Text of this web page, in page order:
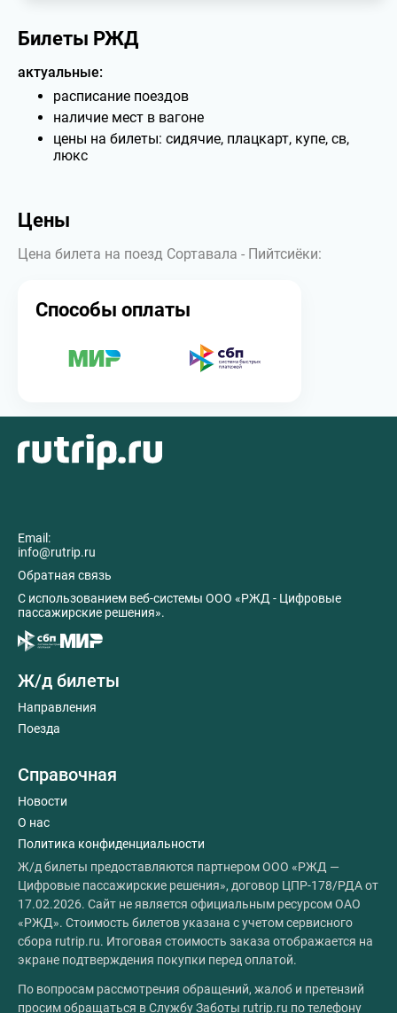
Билеты РЖД
актуальные:
расписание поездов
наличие мест в вагоне
цены на билеты: сидячие, плацкарт, купе, св,
люкс
Цены
Цена билета на поезд Сортавала - Пийтсиёки:
Способы оплаты
Email:
info@rutrip.ru
Обратная связь
C использованием веб-системы ООО «РЖД - Цифровые
пассажирские решения».
Ж/д билеты
Направления
Поезда
Справочная
Новости
О нас
Политика конфиденциальности
Ж/д билеты предоставляются партнером ООО «РЖД —
Цифровые пассажирские решения», договор ЦПР-178/РДА от
17.02.2026. Сайт не является официальным ресурсом ОАО
«РЖД». Стоимость билетов указана с учетом сервисного
сбора rutrip.ru. Итоговая стоимость заказа отображается на
экране подтверждения покупки перед оплатой.
По вопросам рассмотрения обращений, жалоб и претензий
просим обращаться в Службу Заботы rutrip.ru по телефону